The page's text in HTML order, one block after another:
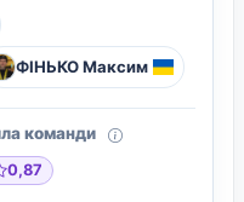
ФІНЬКО Максим
команди
0,87